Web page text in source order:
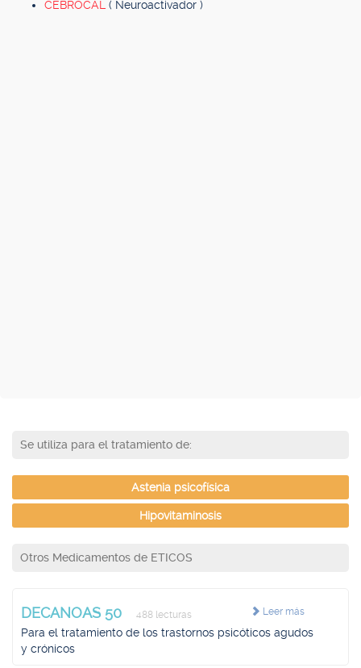
CEBROCAL ( Neuroactivador )
Se utiliza para el tratamiento de:
Astenia psicofísica
Hipovitaminosis
Otros Medicamentos de ETICOS
Leer más
DECANOAS 50 488 lecturas
Para el tratamiento de los trastornos psicóticos agudos
y crónicos